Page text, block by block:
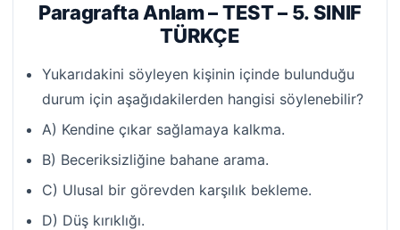
Paragrafta Anlam – TEST – 5. SINIF
TÜRKÇE
Yukarıdakini söyleyen kişinin içinde bulunduğu
durum için aşağıdakilerden hangisi söylenebilir?
A) Kendine çıkar sağlamaya kalkma.
B) Beceriksizliğine bahane arama.
C) Ulusal bir görevden karşılık bekleme.
D) Düş kırıklığı.